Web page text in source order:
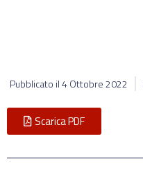
Pubblicato il4 Ottobre 2022
Scarica PDF